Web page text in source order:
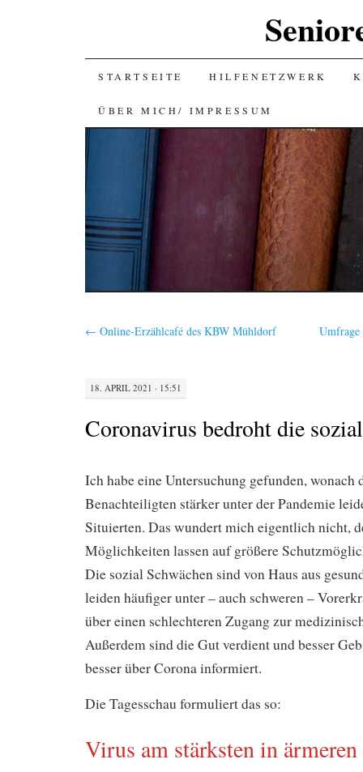
SKIP
TO
CONTENT
STARTSEITE HILFENETZWERK
ÜBER MICH/ IMPRESSUM
← Online-Erzählcafé des KBW Mühldorf
18. APRIL 2021 · 15:51
Coronavirus bedroht die
Ich habe eine Untersuchung gefunden, wonach
Benachteiligten stärker unter der Pandemie
Situierten. Das wundert mich eigentlich nicht,
Möglichkeiten lassen auf größere
Die sozial Schwächen sind von Haus aus
leiden häufiger unter – auch schweren –
über einen schlechteren Zugang zur
Außerdem sind die Gut verdient und besser
besser über Corona informiert.
Die Tagesschau formuliert das so:
Virus am stärksten in